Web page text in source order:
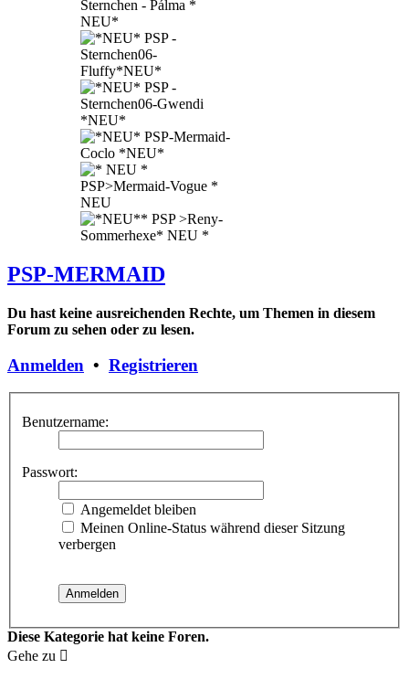
PSP-MERMAID
Du hast keine ausreichenden Rechte, um Themen in diesem
Forum zu sehen oder zu lesen.
Anmelden • Registrieren
Benutzername:
Passwort:
Angemeldet bleiben
Meinen Online-Status während dieser Sitzung
verbergen
Diese Kategorie hat keine Foren.
Gehe zu